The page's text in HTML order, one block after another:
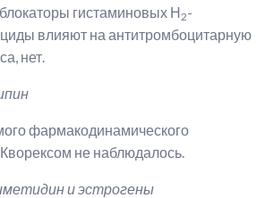
блокаторы гистаминовых Н2-
влияют на антитромбоцитарную
нет.
фармакодинамического
не наблюдалось.
и эстрогены